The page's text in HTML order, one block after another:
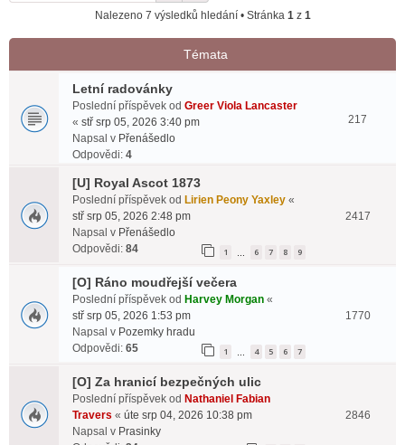
Nalezeno 7 výsledků hledání • Stránka 1z 1
Témata
Letní radovánky
Poslední příspěvek od Greer Viola Lancaster
« stř srp 05, 2026 3:40 pm
Napsal v Přenášedlo
Odpovědi: 4
217
[U] Royal Ascot 1873
Poslední příspěvek od Lirien Peony Yaxley «
stř srp 05, 2026 2:48 pm
Napsal v Přenášedlo
Odpovědi: 84 1 6 7 8 9
2417
[O] Ráno moudřejší večera
Poslední příspěvek od Harvey Morgan «
stř srp 05, 2026 1:53 pm
Napsal v Pozemky hradu
Odpovědi: 65 1 4 5 6 7
1770
[O] Za hranicí bezpečných ulic
Poslední příspěvek od Nathaniel Fabian
Travers « úte srp 04, 2026 10:38 pm
Napsal v Prasinky
2846